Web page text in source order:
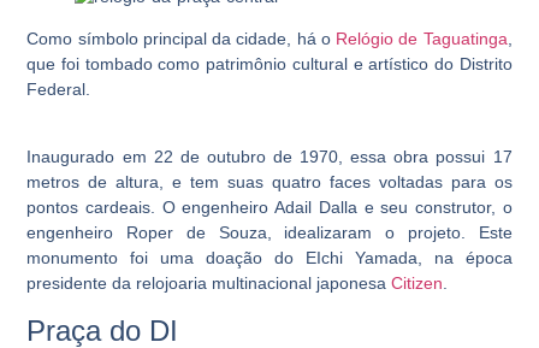
Como símbolo principal da cidade, há o Relógio de Taguatinga
que foi tombado como patrimônio cultural e artístico do Distrito
Federal.
Inaugurado em 22 de outubro de 1970, essa obra possui 17
metros de altura, e tem suas quatro faces voltadas para os
pontos cardeais. O engenheiro Adail Dalla e seu construtor, o
engenheiro Roper de Souza, idealizaram o projeto. Este
monumento foi uma doação do EIchi Yamada, na época
presidente da relojoaria multinacional japonesaCitizen.
Praça do DI